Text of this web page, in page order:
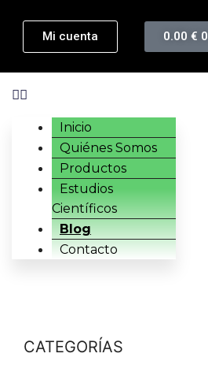
Mi cuenta 0.00€ 0
Inicio
Quiénes Somos
Productos
Estudios
Científicos
Blog
Contacto
CATEGORÍAS